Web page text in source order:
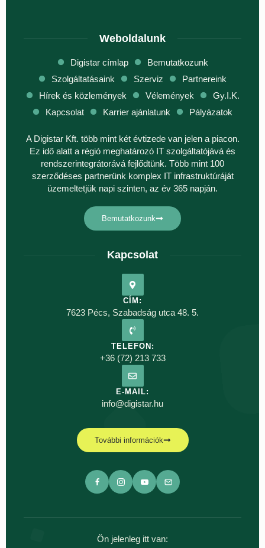
Weboldalunk
Digistar címlap
Bemutatkozunk
Szolgáltatásaink
Szerviz
Partnereink
Hírek és közlemények
Vélemények
Gy.I.K.
Kapcsolat
Karrier ajánlatunk Pályázatok
A Digistar Kft. több mint két évtizede van jelen a piacon.
Ez idő alatt a régió meghatározó IT szolgáltatójává és
rendszerintegrátorává fejlődtünk. Több mint 100
szerződéses partnerünk komplex IT infrastruktúráját
üzemeltetjük napi szinten, az év 365 napján.
Bemutatkozunk
Kapcsolat
CÍM:
7623 Pécs, Szabadság utca 48. 5.
TELEFON:
+36 (72) 213 733
E-MAIL:
info@digistar.hu
További információk
Ön jelenleg itt van: